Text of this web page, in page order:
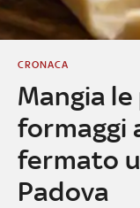
Mangia
formaggi
fermato
Padova
CRONACA